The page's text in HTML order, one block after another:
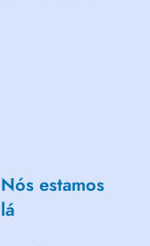
Nós estamos
lá